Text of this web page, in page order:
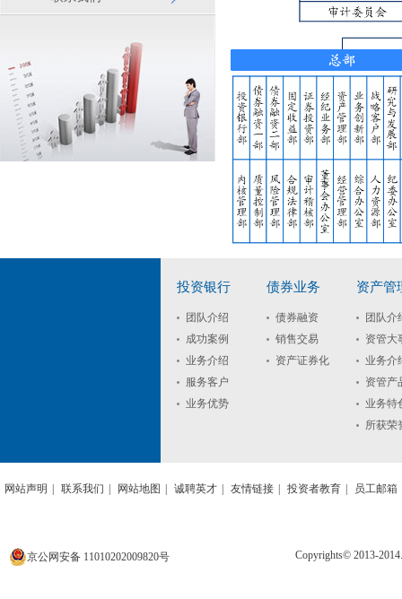
投资银行
团队介绍
成功案例
业务介绍
服务客户
业务优势
债券业务
债券融资
销售交易
资产证券化
资产管
团队介
资管大
业务介
资管产
业务特
所获荣
网站声明 联系我们 网站地图 诚聘英才 友情链接 投资者教育 员工邮箱
京公网安备 11010202009820号 Copyrights© 2013-